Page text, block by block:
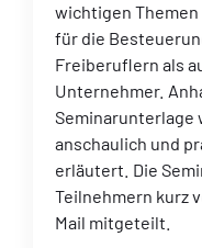
wichtigen
für die
Freiberuflern als
Unternehmer.
Seminarunterlage
anschaulich und
erläutert. Die
Teilnehmern kurz
Mail mitgeteilt.